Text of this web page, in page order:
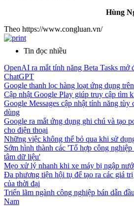
Hùng
Theo https://www.congluan.vn/
Tin đọc nhiều
OpenAI ra mắt tính năng Beta Tasks mở
ChatGPT
Google thanh lọc hàng loạt ứng dụng
Cập nhật Google Play giúp truy cập tìm
Google Messages cập nhật tính năng tùy
dùng
Google ra mắt ứng dụng ghi chú và tạo
cho điện thoại
Những việc không thể bỏ qua khi sử
Sớm hình thành các 'Tổ hợp công
tâm dữ liệu'
Mẹo xử lý nhanh khi xe máy bị ngập
Đa phương tiện hội tụ để tạo ra các giá
của thời đại
Triển lãm ngành công nghiệp bán dẫn
Nam